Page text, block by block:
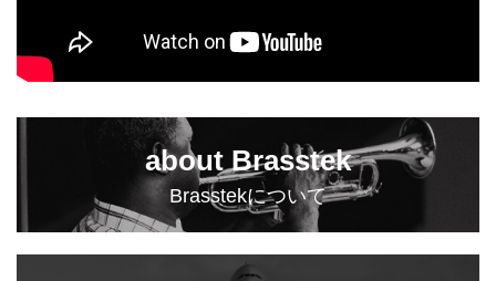
about Brasstek
Brasstekについて